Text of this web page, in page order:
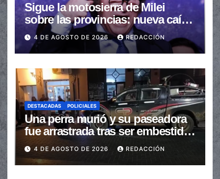
Sigue la motosierra de Milei
sobre las provincias: nueva caída
de las transferencias no
automáticas
4 DE AGOSTO DE 2026 REDACCIÓN
DESTACADAS POLICIALES
Una perra murió y su paseadora
fue arrastrada tras ser embestidas
en la senda peatonal
4 DE AGOSTO DE 2026 REDACCIÓN